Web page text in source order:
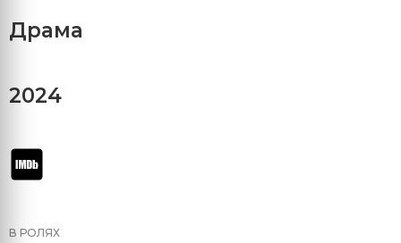
Драма
2024
В РОЛЯХ